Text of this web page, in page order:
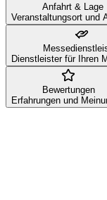
Anfahrt & Lage
Veranstaltungsort und
Dienstleister für Ihren
Bewertungen
Erfahrungen und